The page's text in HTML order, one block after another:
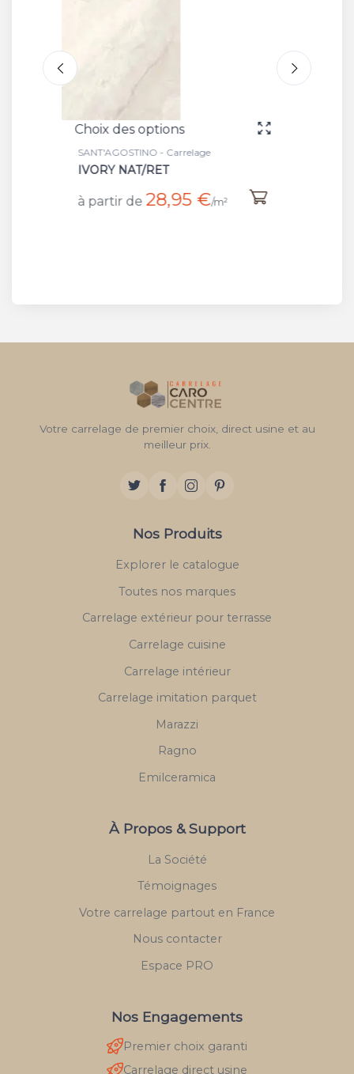
Choix des options
SANT'AGOSTINO - Carrelage
IVORY KRY/RET
à partir de 41,20 €
Votre carrelage de premier choix, direct usine et au
meilleur prix.
Nos Produits
Explorer le catalogue
Toutes nos marques
Carrelage extérieur pour terrasse
Carrelage cuisine
Carrelage intérieur
Carrelage imitation parquet
Marazzi
Ragno
Emilceramica
À Propos & Support
La Société
Témoignages
Votre carrelage partout en France
Nous contacter
Espace PRO
Nos Engagements
Premier choix garanti
Carrelage direct usine